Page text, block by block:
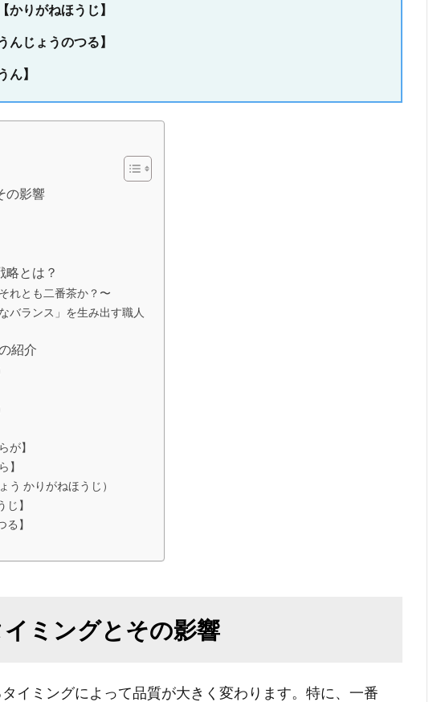
かりがねほうじ】
んじょうのつる】
ん】
の影響
略とは？
れとも二番茶か？〜
バランス」を生み出す職人
紹介
が】
】
う かりがねほうじ）
】
】
ミングとその影響
イミングによって品質が大きく変わります。特に、一番